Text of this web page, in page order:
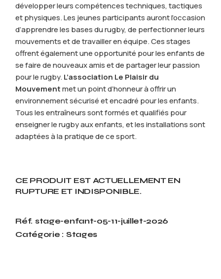
développer leurs compétences techniques, tactiques
et physiques. Les jeunes participants auront l’occasion
d’apprendre les bases du rugby, de perfectionner leurs
mouvements et de travailler en équipe. Ces stages
offrent également une opportunité pour les enfants de
se faire de nouveaux amis et de partager leur passion
pour le rugby.L’association Le Plaisir du
Mouvementmet un point d’honneur à offrir un
environnement sécurisé et encadré pour les enfants.
Tous les entraîneurs sont formés et qualifiés pour
enseigner le rugby aux enfants, et les installations sont
adaptées à la pratique de ce sport.
CE PRODUIT EST ACTUELLEMENT EN
RUPTURE ET INDISPONIBLE.
Réf. stage-enfant-05-11-juillet-2026
Catégorie : Stages